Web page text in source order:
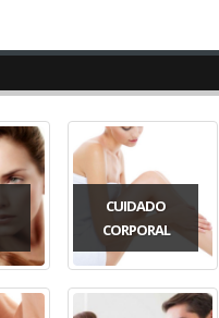
CUIDADO
CORPORAL